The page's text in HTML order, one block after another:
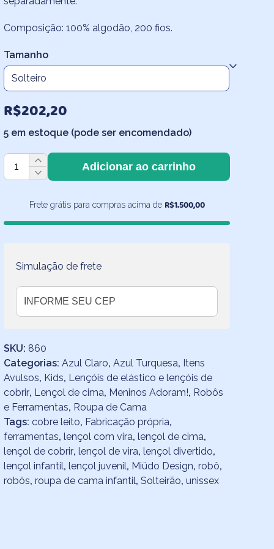
Composição: 100% algodão, 200 fios.
Tamanho
R$202,20
5 em estoque (pode ser encomendado)
Lençol
de
Robôs
quantidade
Adicionar ao carrinho
Frete grátis para compras acima de R$1.500,00
Simulação de frete
SKU: 860
Categorias:Azul Claro,Azul Turquesa, Itens
Avulsos, Kids, Lençóis de elástico e lençóis de
cobrir, Lençol de cima, Meninos Adoram!, Robôs
e Ferramentas, Roupa de Cama
Tags:cobre leito, Fabricação própria,
ferramentas,lençol com vira,lençol de cima,
lençol de cobrir,lençol de vira,lençol divertido,
lençol infantil,lençol juvenil, Miüdo Design,robô,
robôs,roupa de cama infantil,Solteirão,unissex